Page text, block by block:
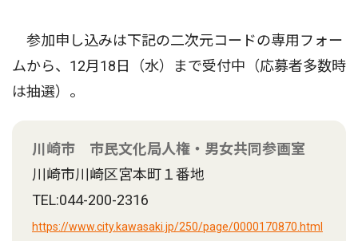
参加申し込みは下記の二次元コードの専用フォー
ムから、12月18日（水）まで受付中（応募者多数時
は抽選）。
川崎市 市民文化局人権・男女共同参画室
川崎市川崎区宮本町１番地
TEL:044-200-2316
https://www.city.kawasaki.jp/250/page/0000170870.html